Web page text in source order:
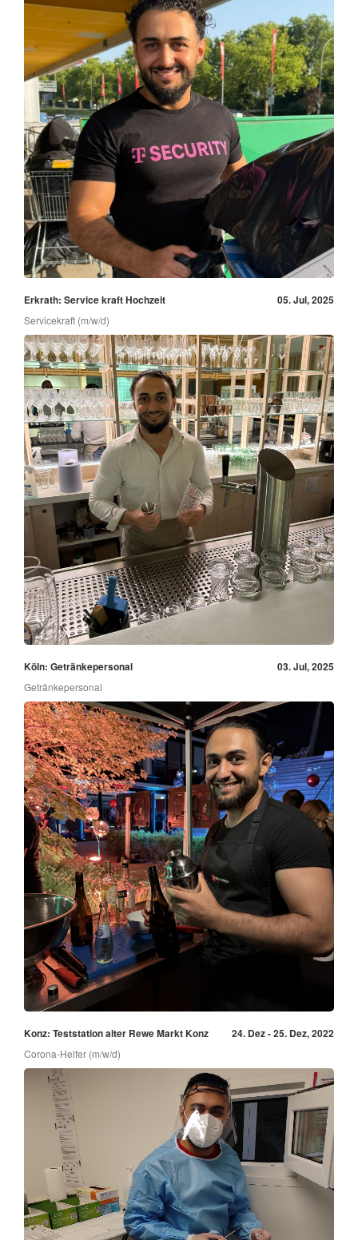
Erkrath: Service kraft Hochzeit 05. Jul, 2025
Servicekraft (m/w/d)
Köln: Getränkepersonal 03. Jul, 2025
Getränkepersonal
Konz: Teststation alter Rewe Markt Konz 24. Dez - 25. Dez, 2022
Corona-Helfer (m/w/d)